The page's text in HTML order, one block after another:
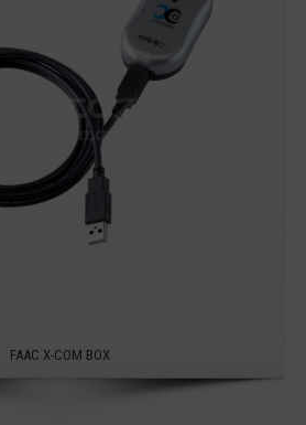
FAAC X-COM BOX